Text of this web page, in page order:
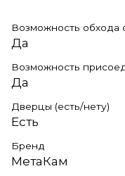
Возможность обхода
Да
Возможность
Да
Дверцы (есть/нету)
Есть
Бренд
МетаКам